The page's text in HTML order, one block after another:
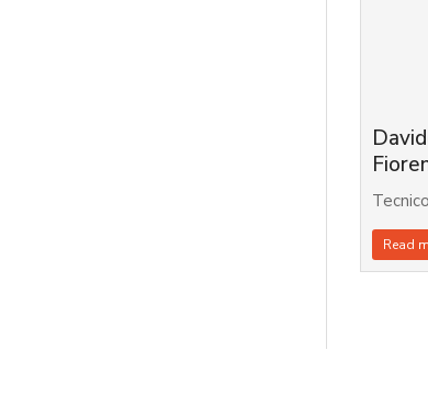
Read